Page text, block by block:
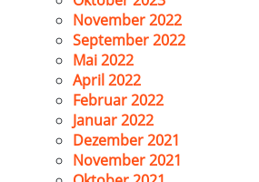
November 2022
September 2022
Mai 2022
April 2022
Februar 2022
Januar 2022
Dezember 2021
November 2021